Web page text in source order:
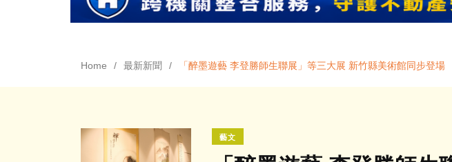
Home 最新新聞 「醉墨遊藝 李登勝師生聯展」等三大展 新竹縣美術館同步登場
藝文